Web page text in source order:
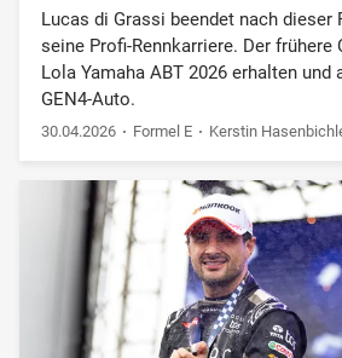
Lucas di Grassi beendet nach dieser
seine Profi-Rennkarriere. Der frühere
Lola Yamaha ABT 2026 erhalten
GEN4-Auto.
30.04.2026 Formel E Kerstin